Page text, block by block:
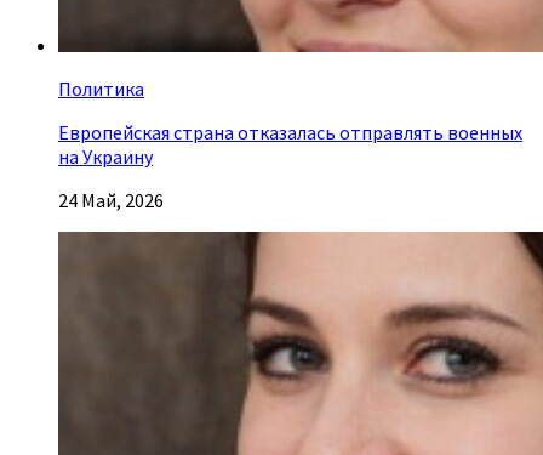
Политика
Европейская страна отказалась отправлять военных
на Украину
24 Май, 2026